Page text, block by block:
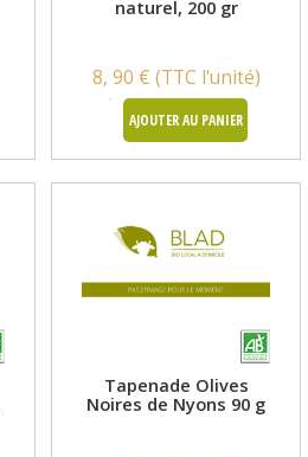
naturel, 200 gr
8, 90 € (TTC l'unité)
AJOUTER AU PANIER
Tapenade Olives
Noires de Nyons 90 g